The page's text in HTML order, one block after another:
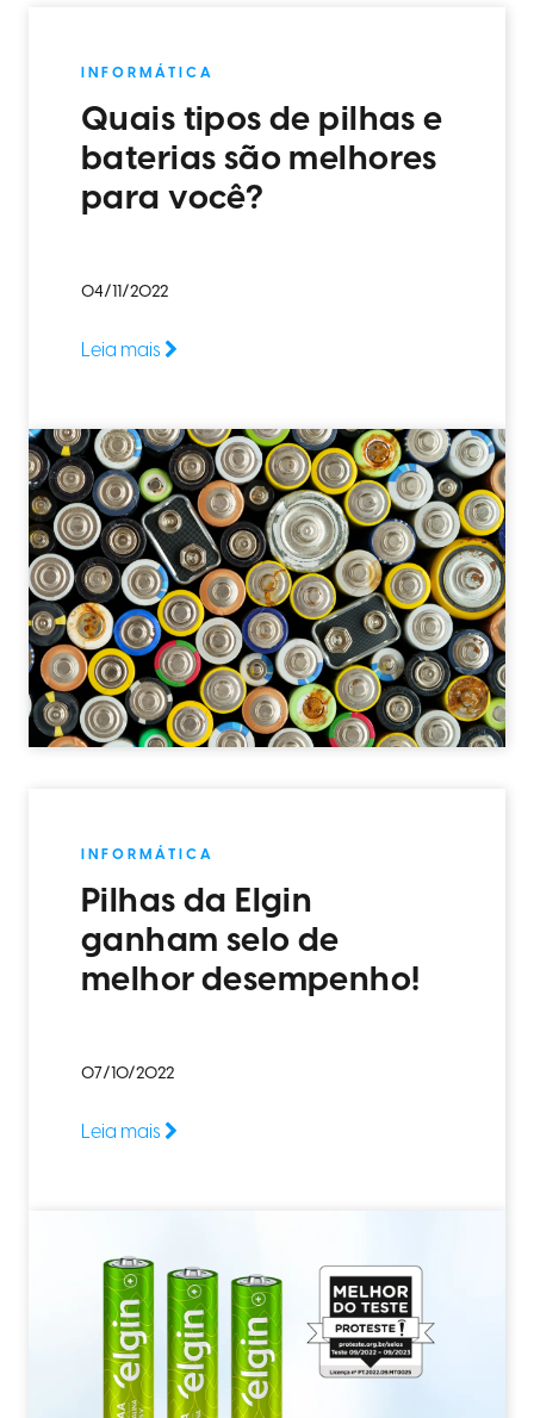
INFORMÁTICA
Quais tipos de pilhas e
baterias são melhores
para você?
04/11/2022
Leia mais
INFORMÁTICA
Pilhas da Elgin
ganham selo de
melhor desempenho!
07/10/2022
Leia mais